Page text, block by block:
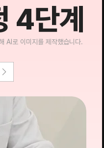
4단계
AI로 이미지를 제작했습니다.